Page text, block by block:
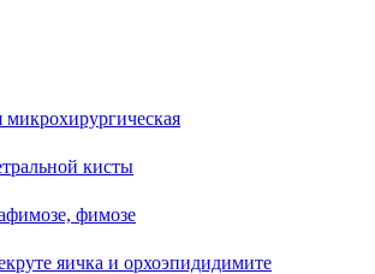
кисты
фимозе
яичка и орхоэпидидимите